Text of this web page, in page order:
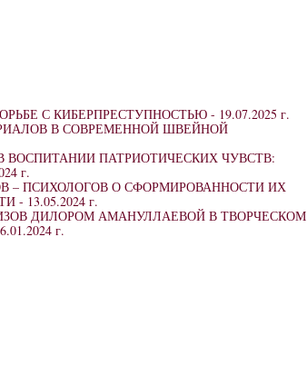
С КИБЕРПРЕСТУПНОСТЬЮ - 19.07.2025 г.
В СОВРЕМЕННОЙ ШВЕЙНОЙ
ПАТРИОТИЧЕСКИХ ЧУВСТВ:
г.
– ПСИХОЛОГОВ О СФОРМИРОВАННОСТИ ИХ
- 13.05.2024 г.
ДИЛОРОМ АМАНУЛЛАЕВОЙ В ТВОРЧЕСКОМ
г.